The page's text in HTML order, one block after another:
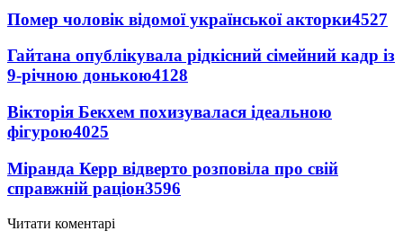
Помер чоловік відомої української акторки4527
Гайтана опублікувала рідкісний сімейний кадр із
9-річною донькою4128
Вікторія Бекхем похизувалася ідеальною
фігурою4025
Міранда Керр відверто розповіла про свій
справжній раціон3596
Читати коментарі